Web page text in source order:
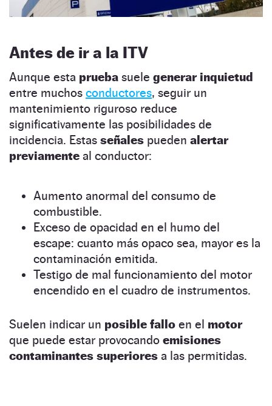
Antes de ir a la ITV
Aunque esta prueba suele generar inquietud
entre muchos conductores, seguir un
mantenimiento riguroso reduce
significativamente las posibilidades de
incidencia. Estas señales pueden alertar
previamente al conductor:
Aumento anormal del consumo de
combustible.
Exceso de opacidad en el humo del
escape: cuanto más opaco sea, mayor es la
contaminación emitida.
Testigo de mal funcionamiento del motor
encendido en el cuadro de instrumentos.
Suelen indicar un posible fallo en el motor
que puede estar provocando emisiones
contaminantes superiores a las permitidas.